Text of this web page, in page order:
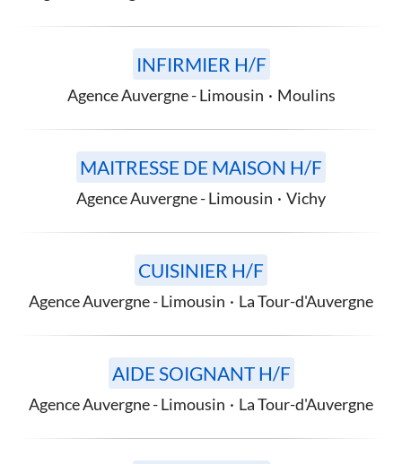
INFIRMIER H/F
Agence Auvergne - Limousin · Moulins
MAITRESSE DE MAISON H/F
Agence Auvergne - Limousin · Vichy
CUISINIER H/F
Agence Auvergne - Limousin · La Tour-d'Auvergne
AIDE SOIGNANT H/F
Agence Auvergne - Limousin · La Tour-d'Auvergne